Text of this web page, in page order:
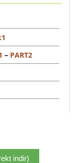
– PART2
indir)